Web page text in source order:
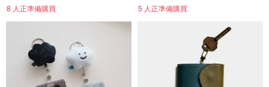
8 人正準備購買 5 人正準備購買